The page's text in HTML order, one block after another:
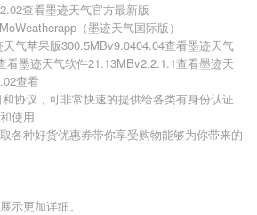
查看墨迹天气官方最新版
MoWeatherapp（墨迹天气国际版）
天气苹果版300.5MBv9.0404.04查看墨迹天气
看墨迹天气软件21.13MBv2.2.1.1查看墨迹天
查看
协议，可非常快速的提供给各类有身份认证
使用
各种好货优惠券带你享受购物能够为你带来的
示更加详细。